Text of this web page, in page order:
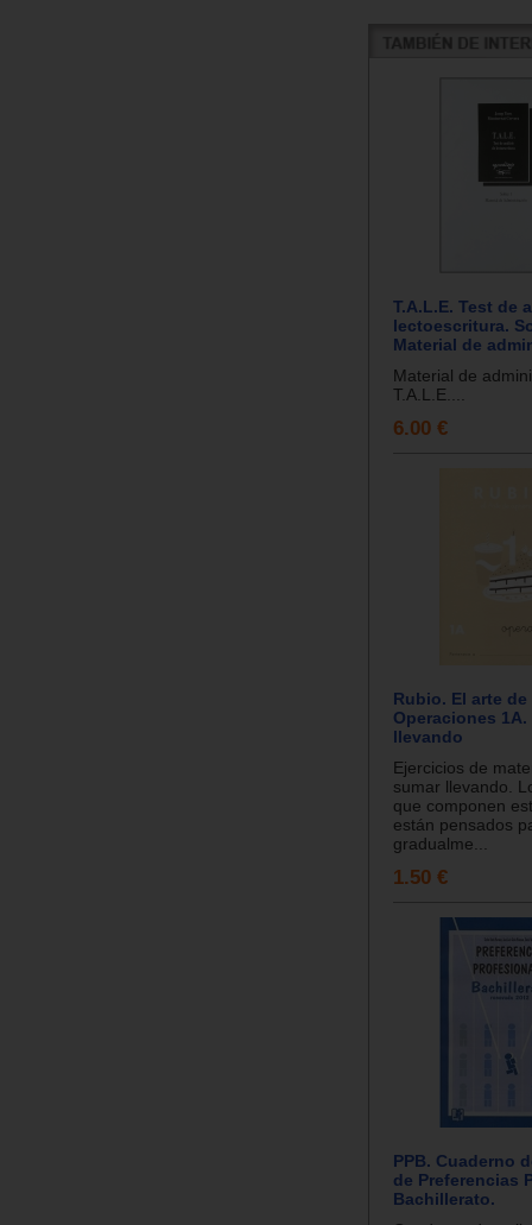
T.A.L.E. Test de
lectoescritura.
Material de
Material de
T.A.L.E....
6.00 €
Rubio. El arte de
Operaciones 1A.
llevando
Ejercicios de
sumar llevando.
que componen
están pensados
gradualme...
1.50 €
PPB. Cuaderno
de Preferencias
Bachillerato.